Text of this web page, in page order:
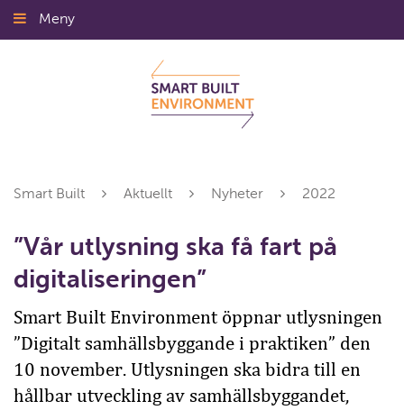
Gå
till
Meny
Smart Built Aktuellt Nyheter 2022
”Vår utlysning ska få fart på
digitaliseringen”
Smart Built Environment öppnar utlysningen
”Digitalt samhällsbyggande i praktiken” den
10 november. Utlysningen ska bidra till en
hållbar utveckling av samhällsbyggandet,